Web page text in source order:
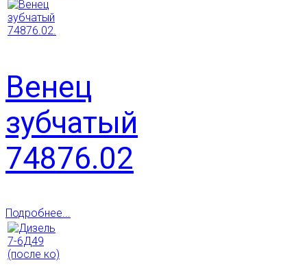
Венец
зубчатый
74876.02
Подробнее...